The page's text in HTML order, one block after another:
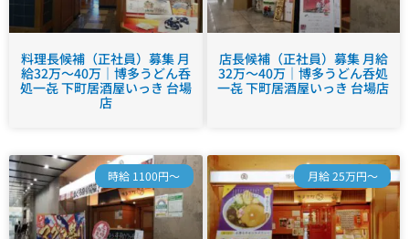
料理長候補（正社員）募集 月
給32万～40万｜博多うどん呑
処一㐂 下町居酒屋いっき 台場
店
店長候補（正社員）募集 月給
32万～40万｜博多うどん呑処
一㐂 下町居酒屋いっき 台場店
時給 1100円～ 月給 25万円～